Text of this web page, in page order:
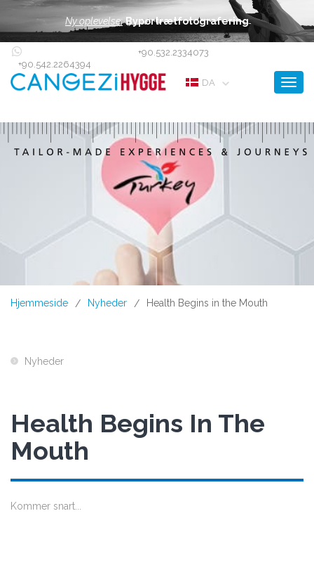
Ny oplevelse: Byportrætfotografering
+90.542.2264394
+90.532.2334073
DA
Hjemmeside / Nyheder / Health Begins in the Mouth
Nyheder
Health Begins In The
Mouth
Kommer snart...